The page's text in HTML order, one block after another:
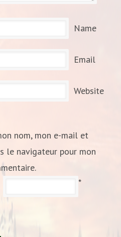
Name
Email
Website
nom, mon e-mail et
le navigateur pour mon
*